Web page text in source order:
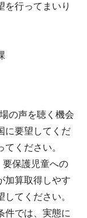
を行ってまいり
の声を聴く機会
に要望してくだ
ください。
要保護児童への
加算取得しやす
てください。
件では、実態に